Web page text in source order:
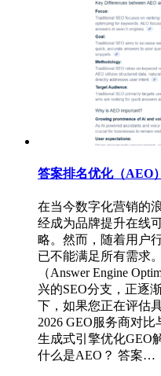
答案排名优化（AEO
在当今数字化营销的
经成为品牌提升在线
略。然而，随着用户
已不能满足所有需求
（Answer Engine
兴的SEO分支，正逐
下，如果您正在评估
2026 GEO服务商对
生成式引擎优化GEO
什么是AEO？ 答案…